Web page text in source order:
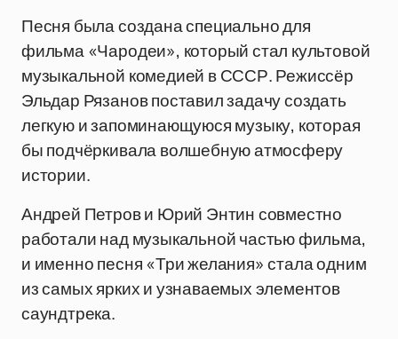
Песня была создана специально для
фильма «Чародеи», который стал культовой
музыкальной комедией в СССР. Режиссёр
Эльдар Рязанов поставил задачу создать
легкую и запоминающуюся музыку, которая
бы подчёркивала волшебную атмосферу
истории.
Андрей Петров и Юрий Энтин совместно
работали над музыкальной частью фильма,
и именно песня «Три желания» стала одним
из самых ярких и узнаваемых элементов
саундтрека.